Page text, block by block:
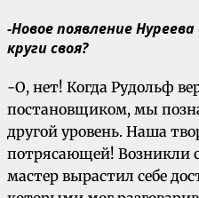
-Новое появление
круги своя?
-О, нет! Когда Рудольф
постановщиком, мы
другой уровень. Наша
потрясающей! Возникли
мастер вырастил себе